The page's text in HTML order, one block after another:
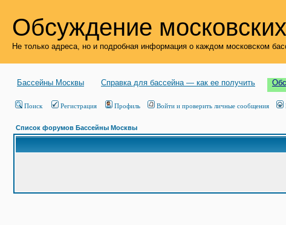
Обсуждение
Не только адреса, но и подробная информация о каждом московском
Бассейны Москвы Справка для бассейна — как ее получить
Поиск Регистрация Профиль Войти и проверить личные сообщения
Список форумов Бассейны Москвы